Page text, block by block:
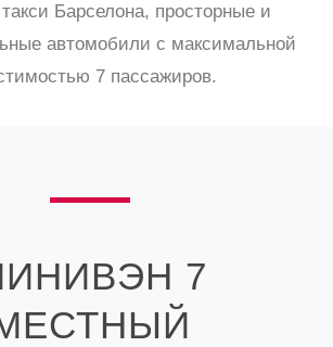
Барселона, просторные и
автомобили с максимальной
7 пассажиров.
7